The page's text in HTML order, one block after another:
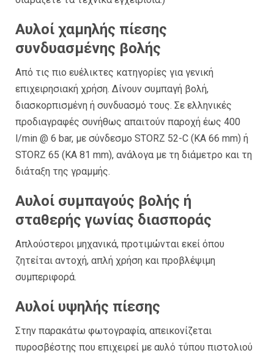
Αυλοί χαμηλής πίεσης
συνδυασμένης βολής
Από τις πιο ευέλικτες κατηγορίες για γενική
επιχειρησιακή χρήση. Δίνουν συμπαγή βολή,
διασκορπισμένη ή συνδυασμό τους. Σε ελληνικές
προδιαγραφές συνήθως απαιτούν παροχή έως 400
l/min @ 6 bar, με σύνδεσμο STORZ 52-C (KA 66 mm) ή
STORZ 65 (KA 81 mm), ανάλογα με τη διάμετρο και τη
διάταξη της γραμμής.
Αυλοί συμπαγούς βολής ή
σταθερής γωνίας διασποράς
Απλούστεροι μηχανικά, προτιμώνται εκεί όπου
ζητείται αντοχή, απλή χρήση και προβλέψιμη
συμπεριφορά.
Αυλοί υψηλής πίεσης
Στην παρακάτω φωτογραφία, απεικονίζεται
πυροσβέστης που επιχειρεί με αυλό τύπου πιστολιού